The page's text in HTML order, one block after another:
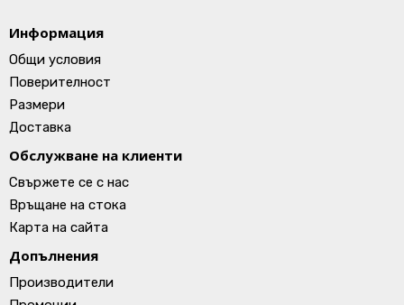
Информация
Общи условия
Поверителност
Размери
Доставка
Обслужване на клиенти
Свържете се с нас
Връщане на стока
Карта на сайта
Допълнения
Производители